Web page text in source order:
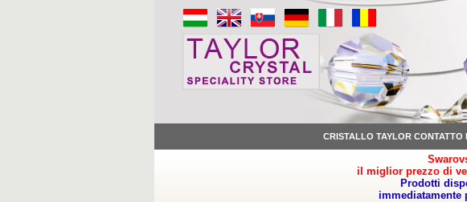
CRISTALLO TAYLOR CONTATTO
il miglior prezzo di
Prodotti
immediatamente